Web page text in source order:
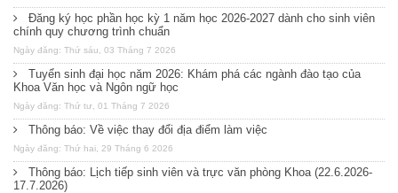
Đăng ký học phần học kỳ 1 năm học 2026-2027 dành cho sinh viên
chính quy chương trình chuẩn
Ngày đăng: Thứ sáu, 03 Tháng 7 2026
Tuyển sinh đại học năm 2026: Khám phá các ngành đào tạo của
Khoa Văn học và Ngôn ngữ học
Ngày đăng: Thứ tư, 01 Tháng 7 2026
Thông báo: Về việc thay đổi địa điểm làm việc
Ngày đăng: Thứ hai, 29 Tháng 6 2026
Thông báo: Lịch tiếp sinh viên và trực văn phòng Khoa (22.6.2026-
17.7.2026)